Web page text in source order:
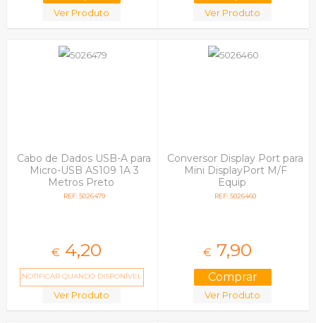
Ver Produto Ver Produto
Cabo de Dados USB-A para
Micro-USB AS109 1A 3
Metros Preto
REF: 5026479
€ 4,20
NOTIFICAR QUANDO DISPONÍVEL
Ver Produto
Conversor Display Port para
Mini DisplayPort M/F
Equip
REF: 5026460
€ 7,90
Ver Produto